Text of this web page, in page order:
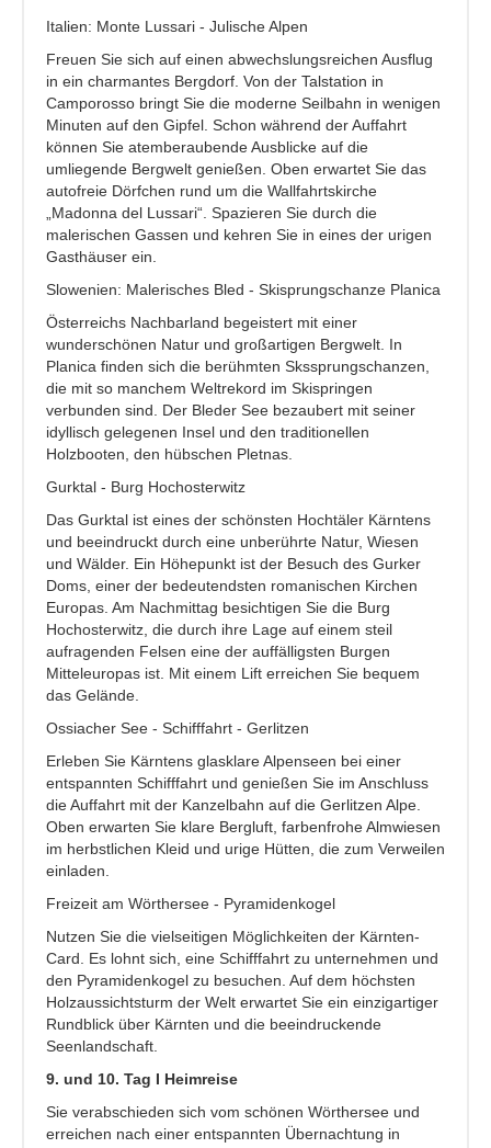
Italien: Monte Lussari - Julische Alpen
Freuen Sie sich auf einen abwechslungsreichen Ausflug
in ein charmantes Bergdorf. Von der Talstation in
Camporosso bringt Sie die moderne Seilbahn in wenigen
Minuten auf den Gipfel. Schon während der Auffahrt
können Sie atemberaubende Ausblicke auf die
umliegende Bergwelt genießen. Oben erwartet Sie das
autofreie Dörfchen rund um die Wallfahrtskirche
„Madonna del Lussari“. Spazieren Sie durch die
malerischen Gassen und kehren Sie in eines der urigen
Gasthäuser ein.
Slowenien: Malerisches Bled - Skisprungschanze Planica
Österreichs Nachbarland begeistert mit einer
wunderschönen Natur und großartigen Bergwelt. In
Planica finden sich die berühmten Skssprungschanzen,
die mit so manchem Weltrekord im Skispringen
verbunden sind. Der Bleder See bezaubert mit seiner
idyllisch gelegenen Insel und den traditionellen
Holzbooten, den hübschen Pletnas.
Gurktal - Burg Hochosterwitz
Das Gurktal ist eines der schönsten Hochtäler Kärntens
und beeindruckt durch eine unberührte Natur, Wiesen
und Wälder. Ein Höhepunkt ist der Besuch des Gurker
Doms, einer der bedeutendsten romanischen Kirchen
Europas. Am Nachmittag besichtigen Sie die Burg
Hochosterwitz, die durch ihre Lage auf einem steil
aufragenden Felsen eine der auffälligsten Burgen
Mitteleuropas ist. Mit einem Lift erreichen Sie bequem
das Gelände.
Ossiacher See - Schifffahrt - Gerlitzen
Erleben Sie Kärntens glasklare Alpenseen bei einer
entspannten Schifffahrt und genießen Sie im Anschluss
die Auffahrt mit der Kanzelbahn auf die Gerlitzen Alpe.
Oben erwarten Sie klare Bergluft, farbenfrohe Almwiesen
im herbstlichen Kleid und urige Hütten, die zum Verweilen
einladen.
Freizeit am Wörthersee - Pyramidenkogel
Nutzen Sie die vielseitigen Möglichkeiten der Kärnten-
Card. Es lohnt sich, eine Schifffahrt zu unternehmen und
den Pyramidenkogel zu besuchen. Auf dem höchsten
Holzaussichtsturm der Welt erwartet Sie ein einzigartiger
Rundblick über Kärnten und die beeindruckende
Seenlandschaft.
9. und 10. Tag I Heimreise
Sie verabschieden sich vom schönen Wörthersee und
erreichen nach einer entspannten Übernachtung in